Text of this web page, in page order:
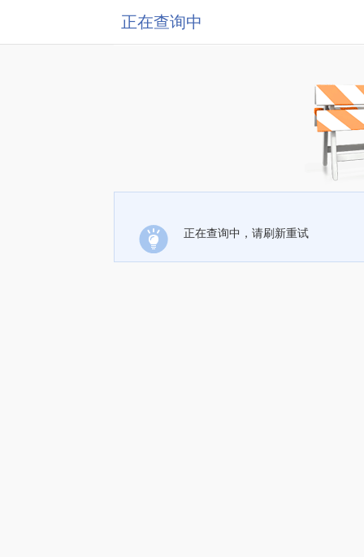
正在查询中
正在查询中，请刷新重试